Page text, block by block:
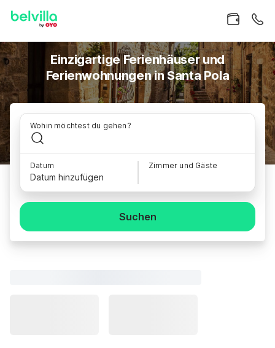
Einzigartige Ferienhäuser und
Ferienwohnungen in Santa Pola
Wohin möchtest du gehen?
Datum
Datum hinzufügen
Zimmer und Gäste
Suchen